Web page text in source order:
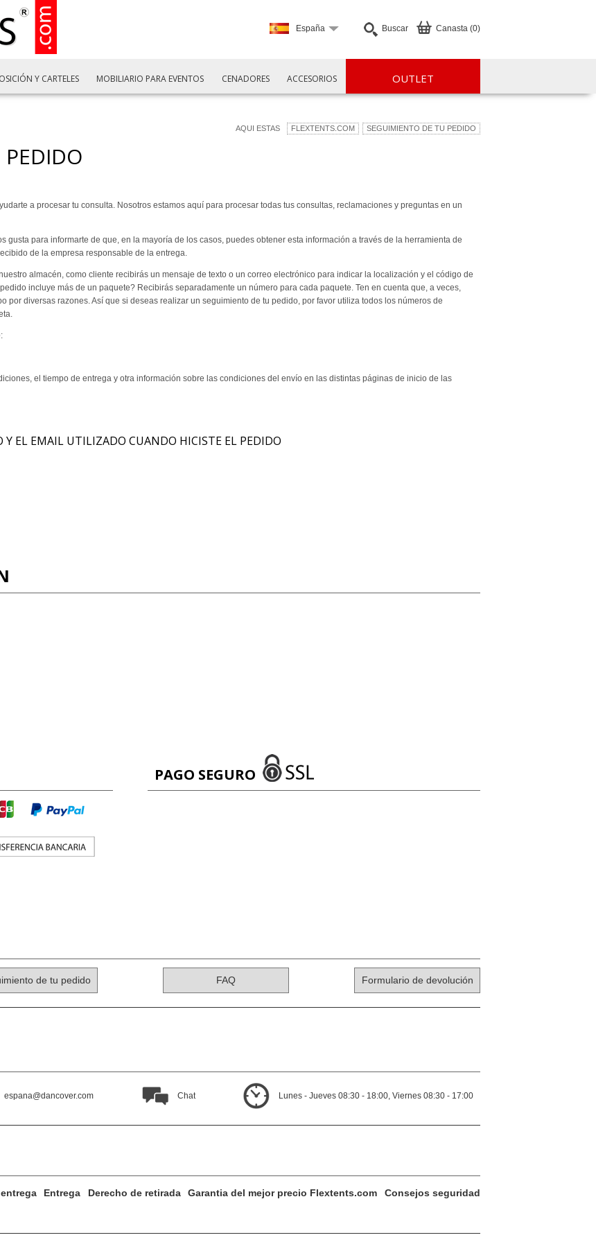
Canasta (0)
Buscar
España
Y CARTELES MOBILIARIO PARA EVENTOS CENADORES ACCESORIOS OUTLET
AQUI ESTAS FLEXTENTS.COM SEGUIMIENTO DE TU PEDIDO
a procesar tu consulta. Nosotros estamos aquí para procesar todas tus consultas, reclamaciones y preguntas en un
gusta para informarte de que, en la mayoría de los casos, puedes obtener esta información a través de la herramienta de
de la empresa responsable de la entrega.
almacén, como cliente recibirás un mensaje de texto o un correo electrónico para indicar la localización y el código de
incluye más de un paquete? Recibirás separadamente un número para cada paquete. Ten en cuenta que, a veces,
por diversas razones. Así que si deseas realizar un seguimiento de tu pedido, por favor utiliza todos los números de
el tiempo de entrega y otra información sobre las condiciones del envío en las distintas páginas de inicio de las
EL EMAIL UTILIZADO CUANDO HICISTE EL PEDIDO
PAGO SEGURO
de tu pedido FAQ Formulario de devolución
espana@dancover.com Chat Lunes - Jueves 08:30 - 18:00, Viernes 08:30 - 17:00
Entrega Derecho de retirada Garantia del mejor precio Flextents.com
Consejos seguridad